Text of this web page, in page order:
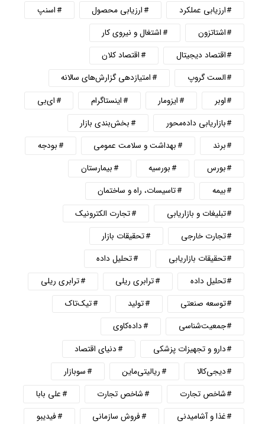
ارزیابی عملکرد
ارزیابی محصول
اسنپ
اشتاتزون
اشتغال و نیروی کار
اقتصاد دیجیتال
اقتصاد کلان
الست گروپ
امتیازدهی گزارش‌های سالانه
اوبر
ایزومار اینستاگرام
ای‌بی
بازاریابی داده‌محور
بخش‌بندی بازار
برند
بهداشت و سلامت عمومی
بودجه
بورس
بورسیه
بیمارستان
بیمه
تاسیسات، راه و ساختمان
تبلیغات و بازاریابی
تجارت الکترونیک
تجارت خارجی
تحقیقات بازار
تحقیقات بازاریابی
تحلیل داده
تحلیل داده
ترابری ریلی
ترابری ریلی
توسعه صنعتی
تولید
تیک‌تاک
جمعیت‌شناسی
داده‌کاوی
دارو و تجهیزات پزشکی
دنیای اقتصاد
دیجی‌کالا
ریالیتی‌ماین
سوبازار
شاخص تجارت
شاخص تجارت
علی بابا
غذا و آشامیدنی
فروش سازمانی
فیدیبو